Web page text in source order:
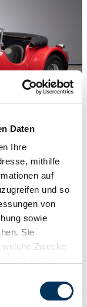
Daten
Ihre
mithilfe
auf
und so
von
sowie
Sie
Zwecke